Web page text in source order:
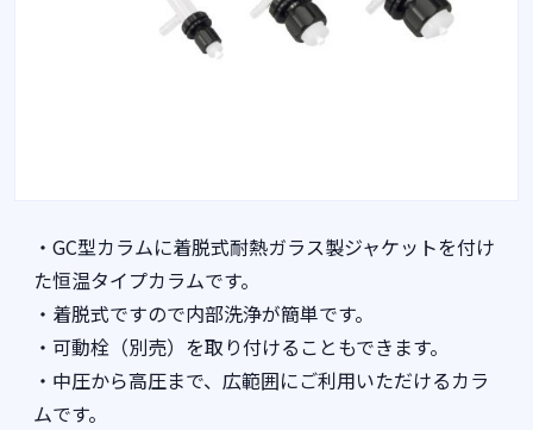
・GC型カラムに着脱式耐熱ガラス製ジャケットを付け
た恒温タイプカラムです。
・着脱式ですので内部洗浄が簡単です。
・可動栓（別売）を取り付けることもできます。
・中圧から高圧まで、広範囲にご利用いただけるカラ
ムです。